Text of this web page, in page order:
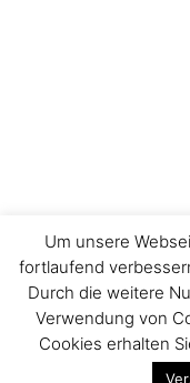
Um unsere
fortlaufend
Durch die weitere
Verwendung von
Cookies erhalten